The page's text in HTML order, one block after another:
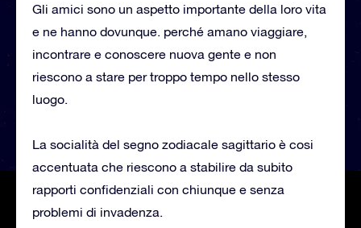
Gli amici sono un aspetto importante della loro vita
e ne hanno dovunque. perché amano viaggiare,
incontrare e conoscere nuova gente e non
riescono a stare per troppo tempo nello stesso
luogo.
La socialità del segno zodiacale sagittario è cosi
accentuata che riescono a stabilire da subito
rapporti confidenziali con chiunque e senza
problemi di invadenza.